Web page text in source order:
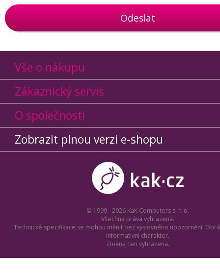
Odeslat
Vše o nákupu
Zákaznický servis
O společnosti
Zobrazit plnou verzi e-shopu
© 1999 - 2026 KaK Computers s. r. o.
Všechna práva vyhrazena.
Technické specifikace se mohou měnit bez výslovného upozornění.
informativní charakter.
Změna cen vyhrazena.